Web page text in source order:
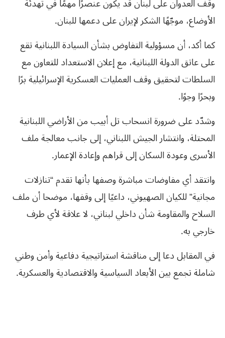
الأوضاع، موجّهًا الشكر لإيران على دعمها للبنان.
كما أكد، أن مسؤولية التفاوض بشأن السيادة اللبنانية تقع
على عاتق الدولة اللبنانية، مع إعلان الاستعداد للتعاون مع
السلطات لتحقيق وقف العمليات العسكرية الإسرائيلية برًا
وبحرًا وجوًا.
وشدّد على ضرورة انسحاب تل أبيب من الأراضي اللبنانية
المحتلة، وانتشار الجيش اللبناني، إلى جانب معالجة ملف
الأسرى وعودة السكان إلى قراهم وإعادة الإعمار.
وانتقد أي مفاوضات مباشرة وصفها بأنها تقدم “تنازلات
مجانية” للكيان الصهيوني، داعيًا إلى وقفها، موضحا أن ملف
السلاح والمقاومة شأن داخلي لبناني، لا علاقة لأي طرف
خارجي به.
في المقابل دعا إلى مناقشة استراتيجية دفاعية وأمن وطني
شاملة تجمع بين الأبعاد السياسية والاقتصادية والعسكرية.